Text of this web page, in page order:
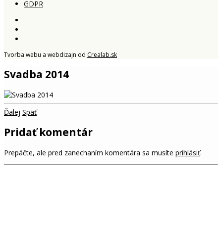
GDPR
Tvorba webu a webdizajn od Crealab.sk
Svadba 2014
Ďalej Späť
Pridať komentár
Prepáčte, ale pred zanechaním komentára sa musíte prihlásiť.